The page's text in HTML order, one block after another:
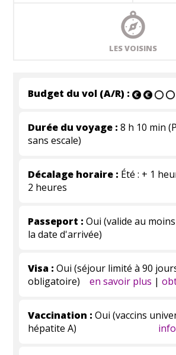
LES VOISINS
Budget du vol (A/R) :
Durée du voyage : 8 h 10 min
sans escale)
Décalage horaire : Été : + 1
2 heures
Passeport : Oui (valide au
la date d'arrivée)
Visa : Oui (séjour limité à 90
obligatoire)
en savoir plus |
Vaccination : Oui (vaccins
hépatite A)